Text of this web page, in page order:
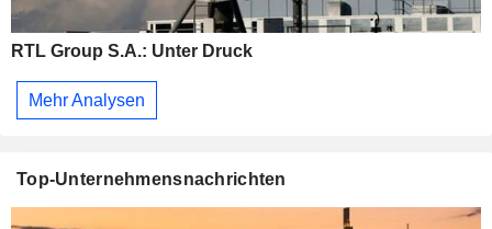
RTL Group S.A.: Unter Druck
Mehr Analysen
Top-Unternehmensnachrichten